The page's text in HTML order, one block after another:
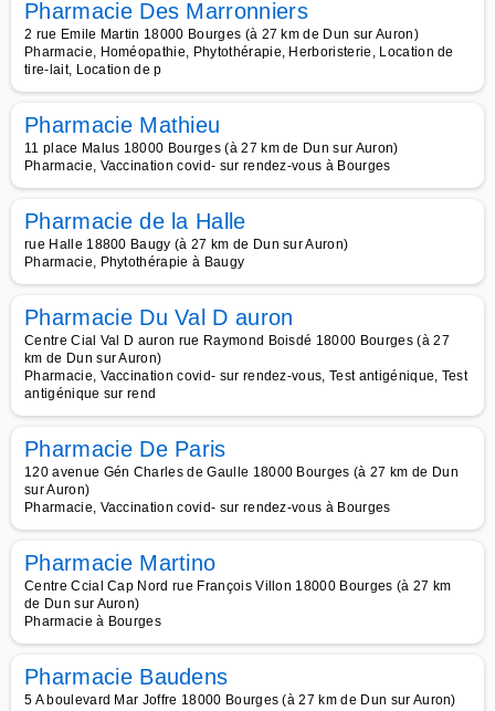
Pharmacie Des Marronniers
2 rue Emile Martin 18000 Bourges (à 27 km de Dun sur Auron)
Pharmacie, Homéopathie, Phytothérapie, Herboristerie, Location de
tire-lait, Location de p
Pharmacie Mathieu
11 place Malus 18000 Bourges (à 27 km de Dun sur Auron)
Pharmacie, Vaccination covid- sur rendez-vous à Bourges
Pharmacie de la Halle
rue Halle 18800 Baugy (à 27 km de Dun sur Auron)
Pharmacie, Phytothérapie à Baugy
Pharmacie Du Val D auron
Centre Cial Val D auron rue Raymond Boisdé 18000 Bourges (à 27
km de Dun sur Auron)
Pharmacie, Vaccination covid- sur rendez-vous, Test antigénique, Test
antigénique sur rend
Pharmacie De Paris
120 avenue Gén Charles de Gaulle 18000 Bourges (à 27 km de Dun
sur Auron)
Pharmacie, Vaccination covid- sur rendez-vous à Bourges
Pharmacie Martino
Centre Ccial Cap Nord rue François Villon 18000 Bourges (à 27 km
de Dun sur Auron)
Pharmacie à Bourges
Pharmacie Baudens
5 A boulevard Mar Joffre 18000 Bourges (à 27 km de Dun sur Auron)